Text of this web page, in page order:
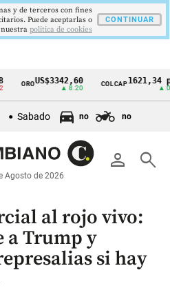
ORO US$3342,60
▲ 8.20
COLCAP1621,34 pts
▲ 0.67
Sabado no no
person search
Agosto de 2026
al rojo vivo:
a Trump y
si hay
y de terceros con fines
Puede aceptarlas o
politica de cookies
CONTINUAR